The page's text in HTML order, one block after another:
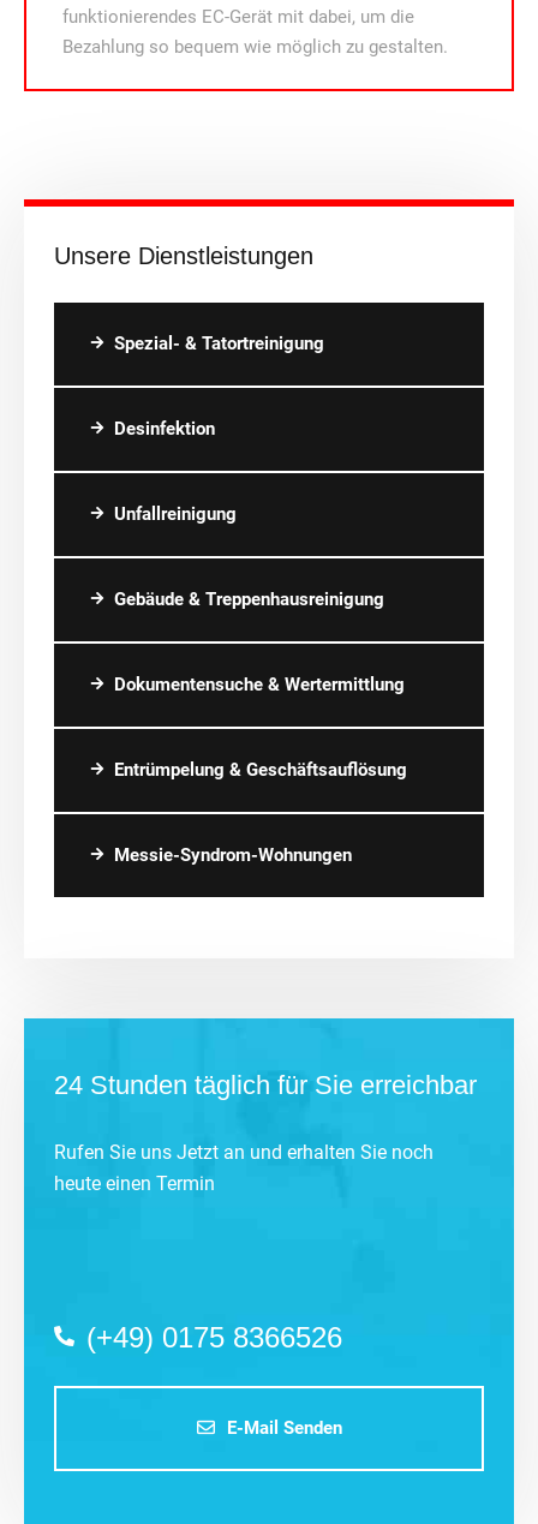
Unsere Dienstleistungen
Spezial- & Tatortreinigung
Desinfektion
Unfallreinigung
Gebäude & Treppenhausreinigung
Dokumentensuche & Wertermittlung
Entrümpelung & Geschäftsauflösung
Messie-Syndrom-Wohnungen
24 Stunden täglich für Sie erreichbar
Rufen Sie uns Jetzt an und erhalten Sie noch
heute einen Termin
(+49) 0175 8366526
E-Mail Senden
funktionierendes EC-Gerät mit dabei, um die
Bezahlung so bequem wie möglich zu gestalten.